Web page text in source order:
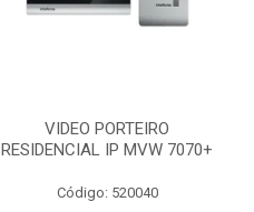
VIDEO PORTEIRO
RESIDENCIAL IP MVW 7070+
Código: 520040